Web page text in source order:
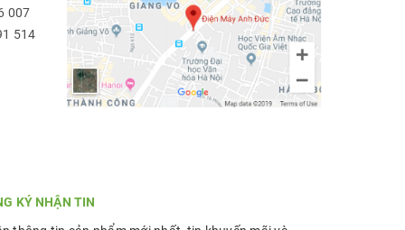
007
514
KÝ NHẬN TIN